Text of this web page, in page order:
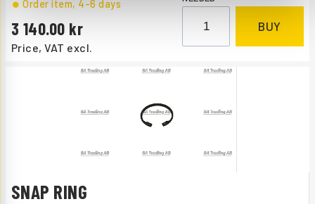
Price, VAT excl.
3 140.00
Order item, 4-6 days
BUY
SNAP RING